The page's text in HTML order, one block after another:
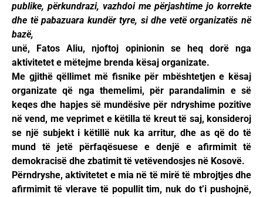
publike, përkundrazi, vazhdoi me përjashtime jo korrekte
dhe të pabazuara kundër tyre, si dhe vetë organizatës në
bazë,
unë, Fatos Aliu, njoftoj opinionin se heq dorë nga
aktivitetet e mëtejme brenda kësaj organizate.
Me gjithë qëllimet më fisnike për mbështetjen e kësaj
organizate që nga themelimi, për parandalimin e së
keqes dhe hapjes së mundësive për ndryshime pozitive
në vend, me veprimet e këtilla të kreut të saj, konsideroj
se një subjekt i këtillë nuk ka arritur, dhe as që do të
mund të jetë përfaqësuese e denjë e afirmimit të
demokracisë dhe zbatimit të vetëvendosjes në Kosovë.
Përndryshe, aktivitetet e mia në të mirë të mbrojtjes dhe
afirmimit të vlerave të popullit tim, nuk do t’i pushojnë,